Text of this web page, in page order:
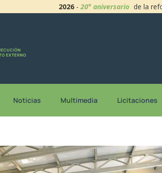
2026 -20° aniversario de la
Noticias Multimedia Licitaciones